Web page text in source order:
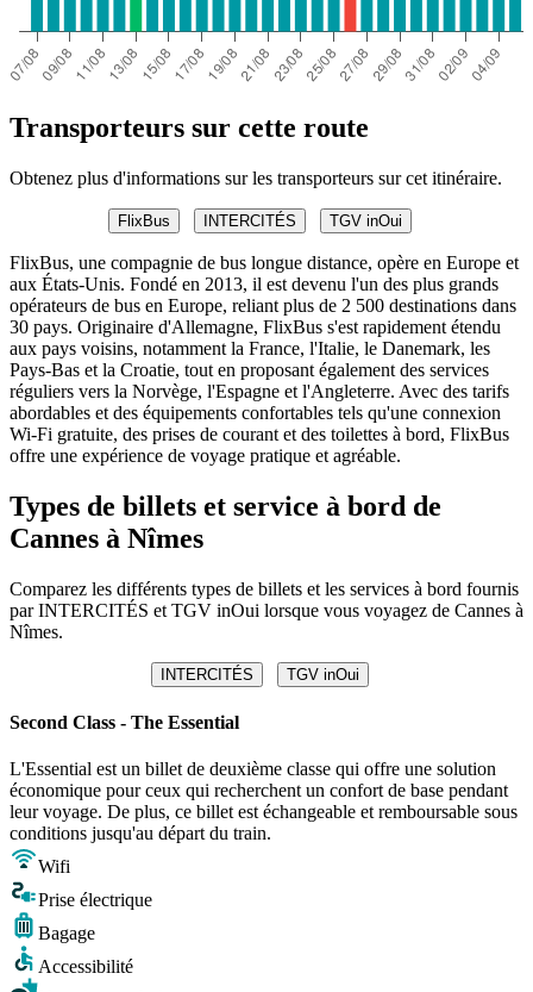
Transporteurs sur cette route
Obtenez plus d'informations sur les transporteurs sur cet itinéraire.
FlixBus INTERCITÉS TGV inOui
FlixBus, une compagnie de bus longue distance, opère en Europe et
aux États-Unis. Fondé en 2013, il est devenu l'un des plus grands
opérateurs de bus en Europe, reliant plus de 2 500 destinations dans
30 pays. Originaire d'Allemagne, FlixBus s'est rapidement étendu
aux pays voisins, notamment la France, l'Italie, le Danemark, les
Pays-Bas et la Croatie, tout en proposant également des services
réguliers vers la Norvège, l'Espagne et l'Angleterre. Avec des tarifs
abordables et des équipements confortables tels qu'une connexion
Wi-Fi gratuite, des prises de courant et des toilettes à bord, FlixBus
offre une expérience de voyage pratique et agréable.
Types de billets et service à bord de
Cannes à Nîmes
Comparez les différents types de billets et les services à bord fournis
par INTERCITÉS et TGV inOui lorsque vous voyagez de Cannes à
Nîmes.
INTERCITÉS TGV inOui
Second Class - The Essential
L'Essential est un billet de deuxième classe qui offre une solution
économique pour ceux qui recherchent un confort de base pendant
leur voyage. De plus, ce billet est échangeable et remboursable sous
conditions jusqu'au départ du train.
Wifi
Prise électrique
Bagage
Accessibilité